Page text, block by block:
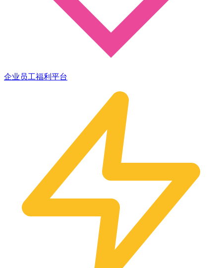
企业员工福利平台